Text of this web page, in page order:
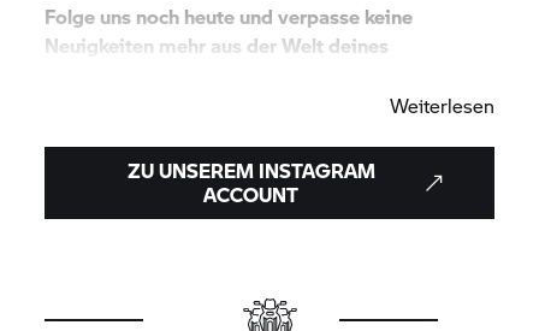
Folge uns noch heute und verpasse keine
Neuigkeiten mehr aus der Welt deines
Weiterlesen
ZU UNSEREM INSTAGRAM
ACCOUNT